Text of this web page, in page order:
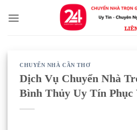
qua
CHUYỂN NHÀ CẦN THƠ
Dịch Vụ Chuyển Nhà
Bình Thủy Uy Tín Phục